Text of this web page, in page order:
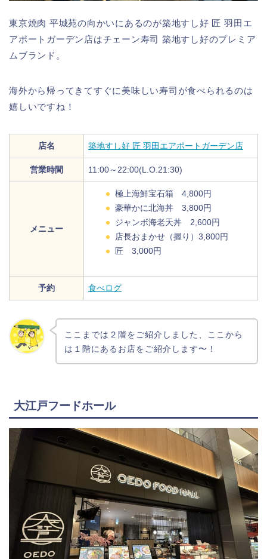
東京焼肉 平城苑の向かいにあるのが築地すし好 匠 羽田エ
アポートガーデン店はチェーン寿司 築地すし好のプレミア
ムブランド。
海外から帰ってきてすぐに美味しい寿司が食べられるのは
嬉しいですね！
店名 築地すし好 匠 羽田エアポートガーデン店
営業時間 11:00～22:00(L.O.21:30)
メニュー
極上海鮮宝石箱 4,800円
豪華かに北海丼 3,800円
ジャンボ海老天丼 2,600円
店長おまかせ（握り）3,800円
匠 3,000円
予約 食べログ
ここまでは２階をご紹介しました、ここから
は１階にあるお店をご紹介します〜！
大江戸フードホール